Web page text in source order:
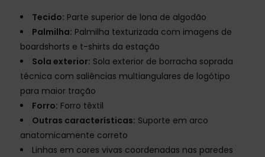
Tecido: Parte superior de lona de algodão
Palmilha: Palmilha texturizada com imagens de
boardshorts e t-shirts da estação
Sola exterior: Sola exterior de borracha soprada
técnica com saliências multiangulares de logótipo
para maior tração
Forro: Forro têxtil
Outras características: Suporte em arco
anatomicamente correto
Linhas em cores vivas coordenadas nas paredes